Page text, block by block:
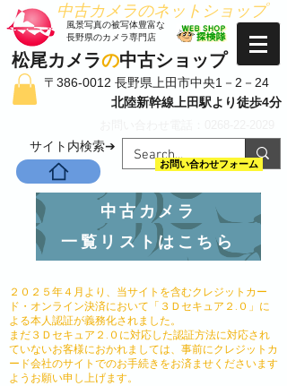
松尾カメラの中古ショップ
​風景写真の被写体豊富な
長野県のカメラ専門店
​中古カメラのネットショップ
〒386-0012 長野県上田市中央1－2－24
北陸新幹線上田駅より徒歩4分
​サイト内検索➔
お問い合わせフォーム
中古カメラ
一覧リストはこちら
２０２５年４月より、当サイトを含むクレジットカー
ド・オンライン決済において「３Ｄセキュア２.０」に
よる本人認証が義務化されました。
まだ３Ｄセキュア２.０に対応した認証方法に対応され
ていないお客様におかれましては、事前にクレジットカ
ード会社のサイトでのお手続きをお済ませくださいます
ようお願い申し上げます。